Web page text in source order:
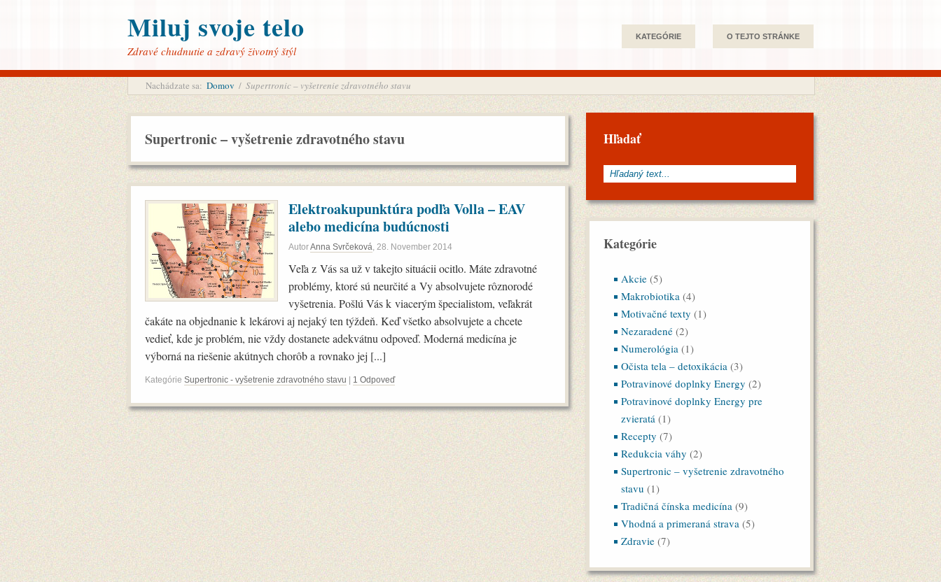
Miluj svoje telo
Zdravé chudnutie a zdravý životný štýl
KATEGÓRIE O TEJTO STRÁNKE
Nachádzate sa: Domov / Supertronic – vyšetrenie zdravotného stavu
Supertronic – vyšetrenie zdravotného stavu
Elektroakupunktúra podľa Volla – EAV
alebo medicína budúcnosti
AutorAnna Svrčeková, 28. November 2014
Veľa z Vás sa už v takejto situácii ocitlo. Máte zdravotné
problémy, ktoré sú neurčité a Vy absolvujete rôznorodé
vyšetrenia. Pošlú Vás k viacerým špecialistom, veľakrát
čakáte na objednanie k lekárovi aj nejaký ten týždeň. Keď všetko absolvujete a chcete
vedieť, kde je problém, nie vždy dostanete adekvátnu odpoveď. Moderná medicína je
výborná na riešenie akútnych chorôb a rovnako jej [...]
Kategórie Supertronic - vyšetrenie zdravotného stavu 1 Odpoveď
Hľadať
Kategórie
Akcie (5)
Makrobiotika (4)
Motivačné texty (1)
Nezaradené (2)
Numerológia (1)
Očista tela – detoxikácia (3)
Potravinové doplnky Energy (2)
Potravinové doplnky Energy pre
zvieratá (1)
Recepty (7)
Redukcia váhy (2)
Supertronic – vyšetrenie zdravotného
stavu (1)
Tradičná čínska medicína (9)
Vhodná a primeraná strava (5)
Zdravie (7)